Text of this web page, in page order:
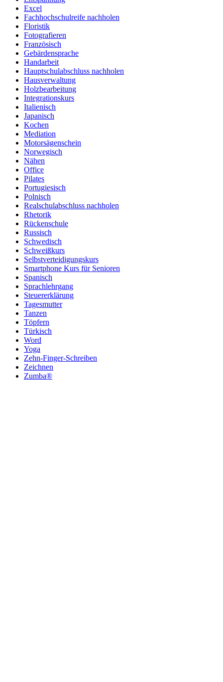
Excel
Fachhochschulreife nachholen
Floristik
Fotografieren
Französisch
Gebärdensprache
Handarbeit
Hauptschulabschluss nachholen
Hausverwaltung
Holzbearbeitung
Integrationskurs
Italienisch
Japanisch
Kochen
Mediation
Motorsägenschein
Norwegisch
Nähen
Office
Pilates
Portugiesisch
Polnisch
Realschulabschluss nachholen
Rhetorik
Rückenschule
Russisch
Schwedisch
Schweißkurs
Selbstverteidigungskurs
Smartphone Kurs für Senioren
Spanisch
Sprachlehrgang
Steuererklärung
Tagesmutter
Tanzen
Töpfern
Türkisch
Word
Yoga
Zehn-Finger-Schreiben
Zeichnen
Zumba®